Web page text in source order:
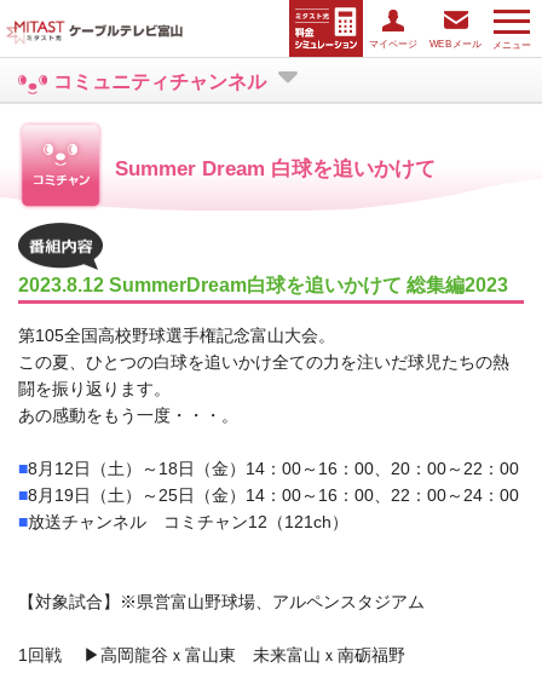
メニュー
マイページ WEBメール
コミュニティチャンネル
Summer Dream 白球を追いかけて
2023.8.12 SummerDream白球を追いかけて 総集編2023
第105全国高校野球選手権記念富山大会。
この夏、ひとつの白球を追いかけ全ての力を注いだ球児たちの熱
闘を振り返ります。
あの感動をもう一度・・・。
■8月12日（土）～18日（金）14：00～16：00、20：00～22：00
■8月19日（土）～25日（金）14：00～16：00、22：00～24：00
■放送チャンネル コミチャン12（121ch）
【対象試合】※県営富山野球場、アルペンスタジアム
1回戦 ▶高岡龍谷ｘ富山東 未来富山ｘ南砺福野